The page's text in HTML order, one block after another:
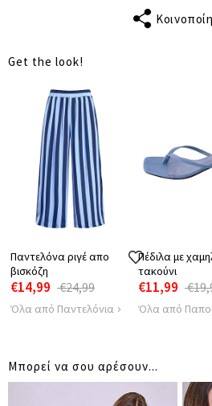
ΠΕΡΙΦΕΡΕΙΑ
ΜΗΚΟΣ
ΑΠΟΣΤΑΣΗ
ΩΜΩΝ
108
Get the look!
Παντελόνα ριγέ απο
βισκόζη
€14,99 €24,99
Όλα από Παντελόνια
Πέδιλα με
τακούνι
€11,99
Όλα από
Μπορεί να σου αρέσουν...